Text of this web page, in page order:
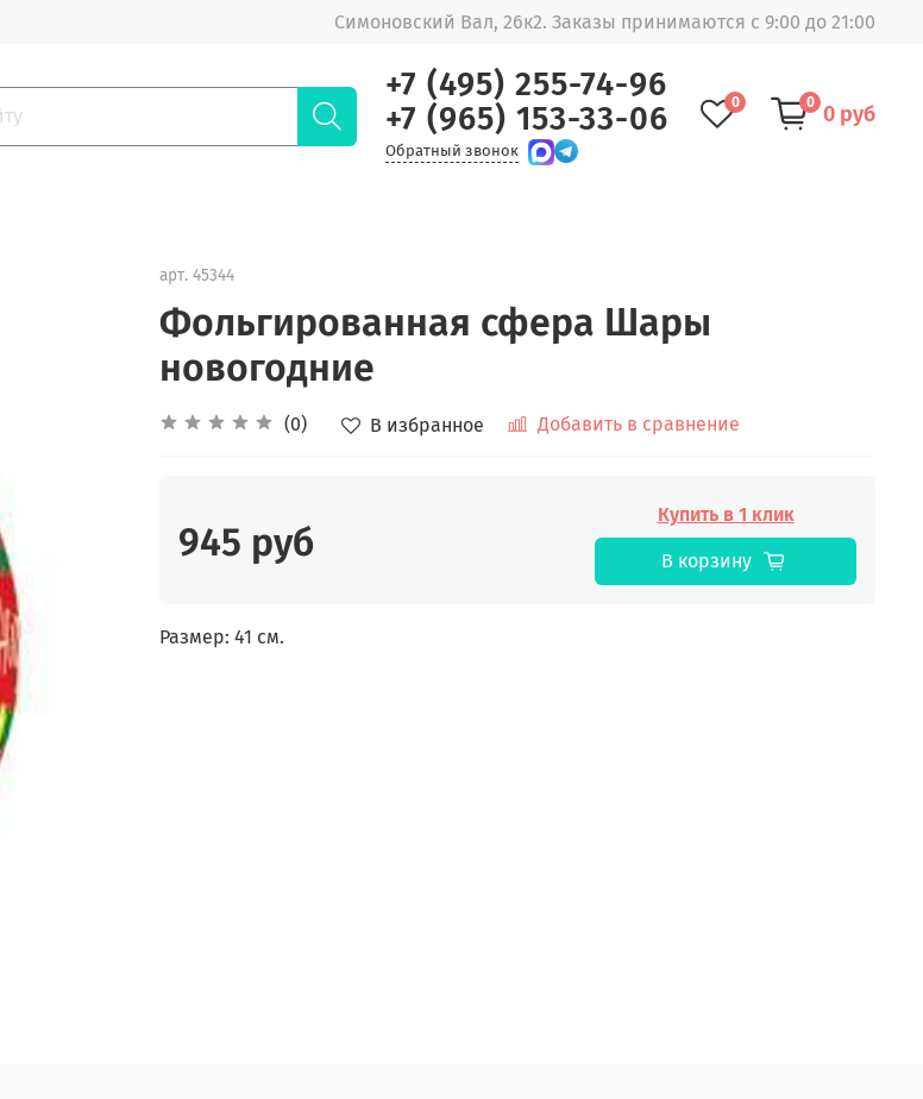
Симоновский Вал, 26к2. Заказы принимаются с 9:00 до 21:00
+7 (495) 255-74-96
+7 (965) 153-33-06
Обратный звонок
0 0 0 руб
арт. 45344
Фольгированная сфера Шары
новогодние
(0) В избранное Добавить в сравнение
945 руб
Купить в 1 клик
В корзину
Размер: 41 см.